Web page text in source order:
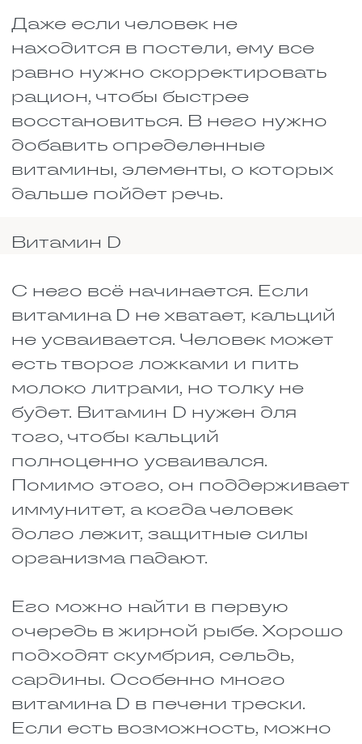
витамином С. Например, можно
есть мясо с овощным салатом
или запивать еду апельсиновым
соком.
Белки
Мышцы, кости, связки, сосуды –
всё это белок. И после перелома
он уходит просто с огромной
скоростью. Потому что
восстановить мышцы, которые
белка не хватает, тогда
заживление замедляется.
Получить белок несложно, если
человек не придерживается
яйца, творог усваиваются
хорошо и содержат все
необходимые аминокислоты.
Растительные – фасоль, орехи,
соя, крупы – тоже полезны, но их
лучше есть вместе с животными.
Так они усваиваются намного
лучше. Например, на завтрак
творог, на обед курица или
рыба, а на ужин что-то с
бобовыми и зеленью. И
белка было немного больше.
Витамин В9 (фолиевая кислота)
Про этот витамин часто
забывают, а зря. Он нужен для
нормального деления клеток.
Без него ткани не обновляются.